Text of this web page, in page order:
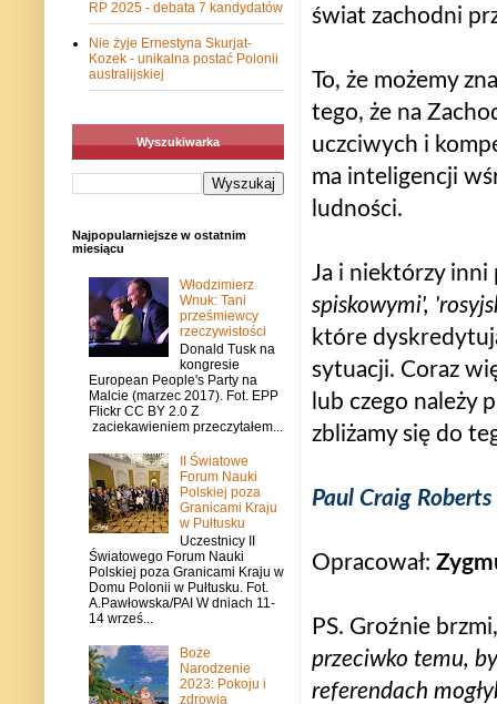
świat zachodni
To, że możemy
tego, że na
uczciwych i
ma inteligencji
ludności.
Ja i niektórzy inni
spiskowymi',
które
sytuacji. Coraz
lub czego należy
zbliżamy się do
Paul Craig Roberts
Opracował:
PS. Groźnie
przeciwko temu,
referendach
RP 2025 - debata 7 kandydatów
Nie żyje Ernestyna Skurjat-
Kozek - unikalna postać Polonii
australijskiej
Wyszukiwarka
Najpopularniejsze w ostatnim
miesiącu
Włodzimierz
Wnuk: Tani
prześmiewcy
rzeczywistości
Donald Tusk na
kongresie
European People's Party na
Malcie (marzec 2017). Fot. EPP
Flickr CC BY 2.0 Z
zaciekawieniem przeczytałem...
II Światowe
Forum Nauki
Polskiej poza
Granicami Kraju
w Pułtusku
Uczestnicy II
Światowego Forum Nauki
Polskiej poza Granicami Kraju w
Domu Polonii w Pułtusku. Fot.
A.Pawłowska/PAI W dniach 11-
14 wrześ...
Boże
Narodzenie
2023: Pokoju i
zdrowia